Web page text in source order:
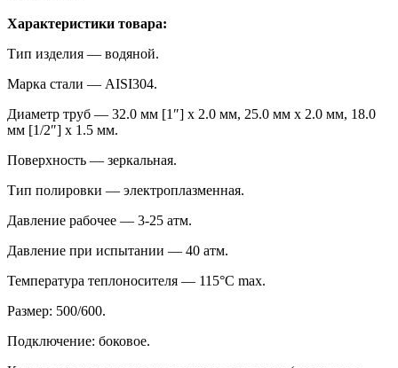
Характеристики товара:
Тип изделия — водяной.
Марка стали — AISI304.
Диаметр труб — 32.0 мм [1″] х 2.0 мм, 25.0 мм х 2.0 мм, 18.0
мм [1/2″] х 1.5 мм.
Поверхность — зеркальная.
Тип полировки — электроплазменная.
Давление рабочее — 3-25 атм.
Давление при испытании — 40 атм.
Температура теплоносителя — 115°C max.
Размер: 500/600.
Подключение: боковое.